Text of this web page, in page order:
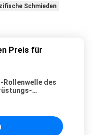
Schmieden
Preis für
Rollenwelle des